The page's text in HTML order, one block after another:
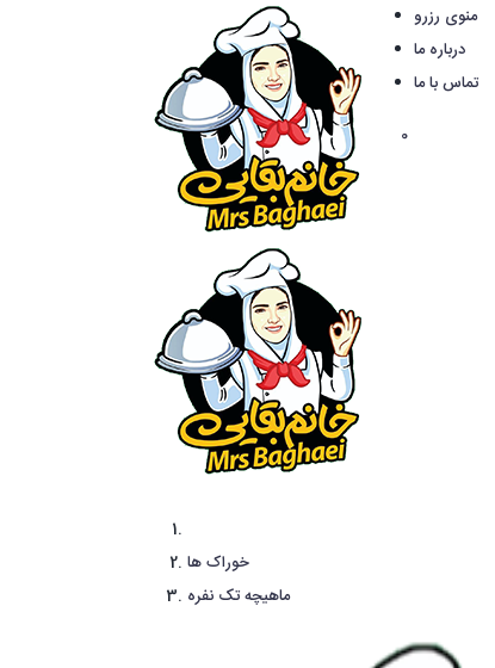
منوی رزرو
درباره ما
تماس با ما
0
خوراک ها
ماهیچه تک نفره